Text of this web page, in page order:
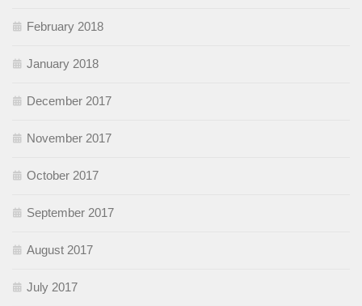
February 2018
January 2018
December 2017
November 2017
October 2017
September 2017
August 2017
July 2017